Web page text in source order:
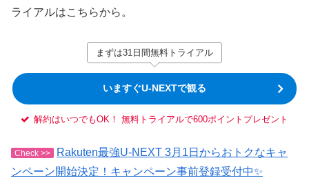
ライアルはこちらから。
まずは31日間無料トライアル
いますぐU-NEXTで観る
解約はいつでもOK！ 無料トライアルで600ポイントプレゼント
Check >>
Rakuten最強U-NEXT 3月1日からおトクなキャ
ンペーン開始決定！キャンペーン事前登録受付中✨